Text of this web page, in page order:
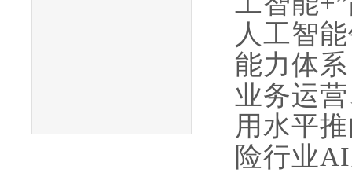
人工智
能力体
业务运
用水平
险行业